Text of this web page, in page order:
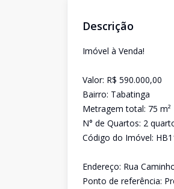
Descrição
Imóvel à Venda!
Valor: R$ 590.000,00
Bairro: Tabatinga
Metragem total: 75 m²
N° de Quartos: 2
Código do Imóvel:
Endereço: Rua
Ponto de referência: